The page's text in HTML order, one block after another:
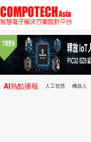
AI熱點播報 人工智慧 機器人